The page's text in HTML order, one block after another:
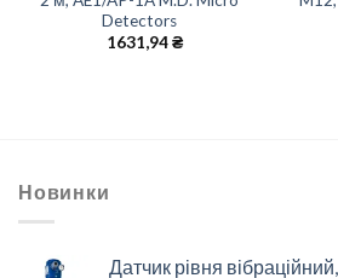
Detectors
1631,94₴
Новинки
Датчик рівня